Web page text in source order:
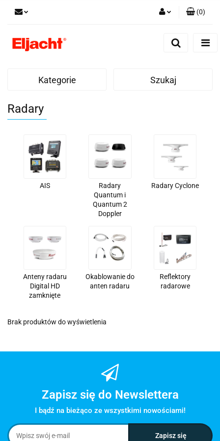
(0)
Kategorie Szukaj
Radary
AIS
Radary
Quantum i
Quantum 2
Doppler
Radary Cyclone
Anteny radaru
Digital HD
zamknięte
Okablowanie do
anten radaru
Reflektory
radarowe
Brak produktów do wyświetlenia
Zapisz się do Newslettera
I bądź na bieżąco ze wszystkimi nowościami!